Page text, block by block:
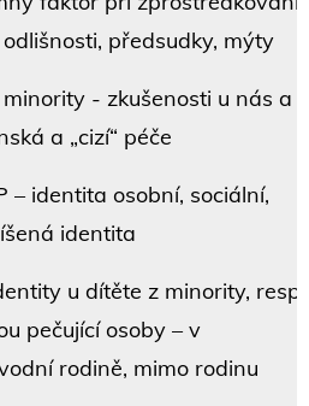
předsudky, mýty
- zkušenosti u nás a
a „cizí“ péče
– identita osobní, sociální,
identita
u dítěte z minority, resp.
pečující osoby – v
rodině, mimo rodinu